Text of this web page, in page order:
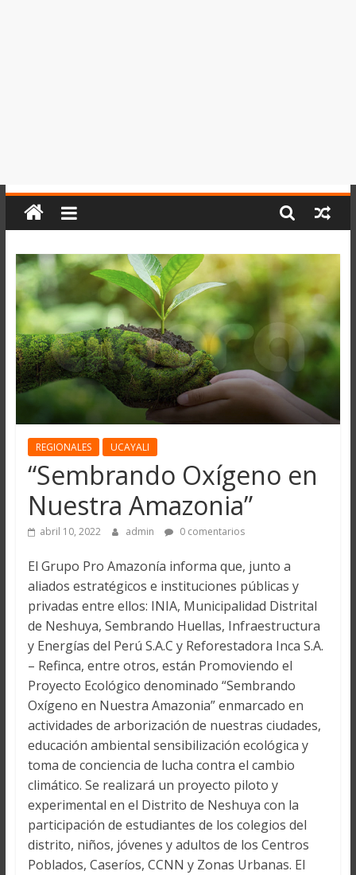
REGIONALES UCAYALI
“Sembrando Oxígeno en
Nuestra Amazonia”
abril 10, 2022 admin 0 comentarios
El Grupo Pro Amazonía informa que, junto a
aliados estratégicos e instituciones públicas y
privadas entre ellos: INIA, Municipalidad Distrital
de Neshuya, Sembrando Huellas, Infraestructura
y Energías del Perú S.A.C y Reforestadora Inca S.A.
– Refinca, entre otros, están Promoviendo el
Proyecto Ecológico denominado “Sembrando
Oxígeno en Nuestra Amazonia” enmarcado en
actividades de arborización de nuestras ciudades,
educación ambiental sensibilización ecológica y
toma de conciencia de lucha contra el cambio
climático. Se realizará un proyecto piloto y
experimental en el Distrito de Neshuya con la
participación de estudiantes de los colegios del
distrito, niños, jóvenes y adultos de los Centros
Poblados, Caseríos, CCNN y Zonas Urbanas. El